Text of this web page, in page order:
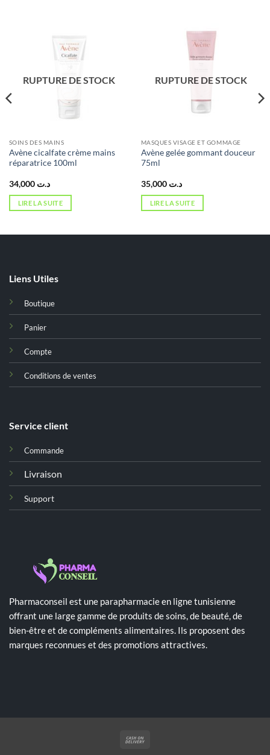
RUPTURE DE STOCK
SOINS DES MAINS
Avène cicalfate crème mains
réparatrice 100ml
د.ت 34,000
LIRE LA SUITE
RUPTURE DE STOCK
MASQUES VISAGE ET GOMMAGE
Avène gelée gommant douceur
75ml
د.ت 35,000
LIRE LA SUITE
Liens Utiles
Boutique
Panier
Compte
Conditions de ventes
Service client
Commande
Livraison
Support
Pharmaconseil est une parapharmacie en ligne tunisienne
offrant une large gamme de produits de soins, de beauté, de
bien-être et de compléments alimentaires. Ils proposent des
marques reconnues et des promotions attractives.